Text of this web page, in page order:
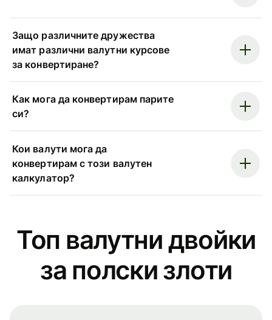
Защо различните дружества
имат различни валутни курсове
за конвертиране?
Как мога да конвертирам парите
си?
Кои валути мога да
конвертирам с този валутен
калкулатор?
Топ валутни двойки
за полски злоти